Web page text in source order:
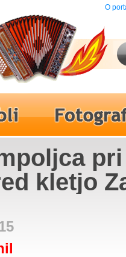
O
pri
kletjo
Jasna